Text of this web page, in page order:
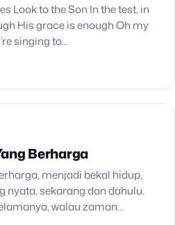
Look to the Son In the test, in
His grace is enough Oh my
singing to…
Berharga
menjadi bekal hidup,
nyata, sekarang dan dahulu.
walau zaman